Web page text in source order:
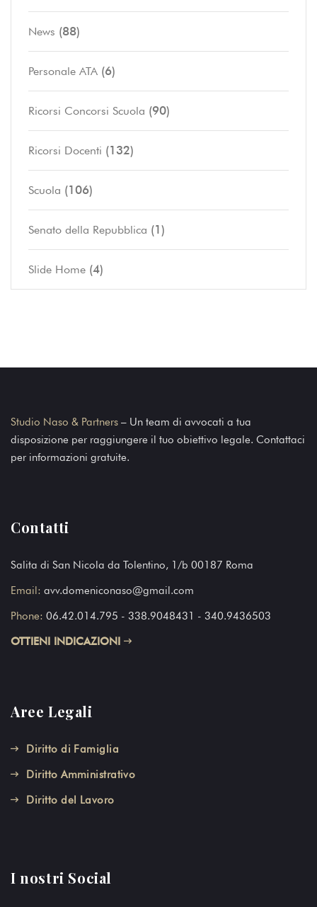
News (88)
Personale ATA (6)
Ricorsi Concorsi Scuola (90)
Ricorsi Docenti (132)
Scuola (106)
Senato della Repubblica (1)
Slide Home (4)
Studio Naso & Partners – Un team di avvocati a tua
disposizione per raggiungere il tuo obiettivo legale. Contattaci
per informazioni gratuite.
Contatti
Salita di San Nicola da Tolentino, 1/b 00187 Roma
Email: avv.domeniconaso@gmail.com
Phone: 06.42.014.795 - 338.9048431 - 340.9436503
OTTIENI INDICAZIONI
Aree Legali
Diritto di Famiglia
Diritto Amministrativo
Diritto del Lavoro
I nostri Social